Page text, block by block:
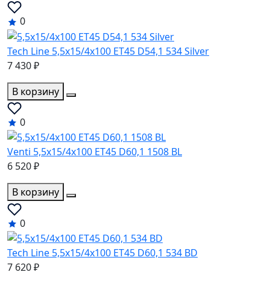
0
Tech Line 5,5x15/4x100 ET45 D54,1 534 Silver
7 430 ₽
В корзину
0
Venti 5,5x15/4x100 ET45 D60,1 1508 BL
6 520 ₽
В корзину
0
Tech Line 5,5x15/4x100 ET45 D60,1 534 BD
7 620 ₽